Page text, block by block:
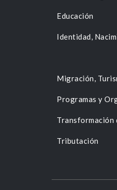
Educación
Identidad,
Migración,
Programas y
Transformación
Tributación